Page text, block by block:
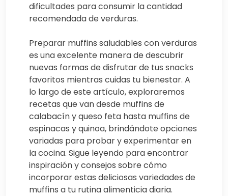
dificultades para consumir la cantidad
recomendada de verduras.
Preparar muffins saludables con verduras
es una excelente manera de descubrir
nuevas formas de disfrutar de tus snacks
favoritos mientras cuidas tu bienestar. A
lo largo de este artículo, exploraremos
recetas que van desde muffins de
calabacín y queso feta hasta muffins de
espinacas y quinoa, brindándote opciones
variadas para probar y experimentar en
la cocina. Sigue leyendo para encontrar
inspiración y consejos sobre cómo
incorporar estas deliciosas variedades de
muffins a tu rutina alimenticia diaria.